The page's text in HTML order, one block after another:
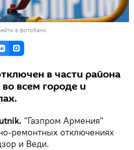
в фотобанк
в части района
всем городе и
"Газпром Армения"
ремонтных отключениях
и Веди.